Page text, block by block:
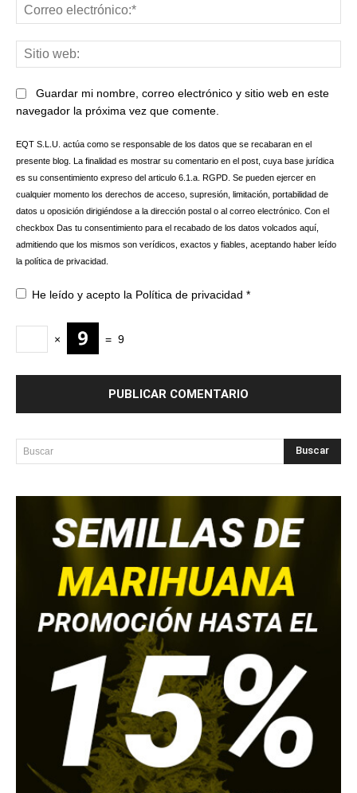
Guardar mi nombre, correo electrónico y sitio web en este
navegador la próxima vez que comente.
EQT S.L.U. actúa como se responsable de los datos que se recabaran en el
presente blog. La finalidad es mostrar su comentario en el post, cuya base jurídica
es su consentimiento expreso del articulo 6.1.a. RGPD. Se pueden ejercer en
cualquier momento los derechos de acceso, supresión, limitación, portabilidad de
datos u oposición dirigiéndose a la dirección postal o al correo electrónico. Con el
checkbox Das tu consentimiento para el recabado de los datos volcados aquí,
admitiendo que los mismos son verídicos, exactos y fiables, aceptando haber leído
la política de privacidad.
He leído y acepto la Política de privacidad *
× = 9
Buscar Buscar